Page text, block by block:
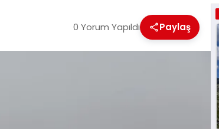
0 Yorum Yapıldı Paylaş